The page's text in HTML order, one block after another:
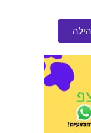
הוספה לסל